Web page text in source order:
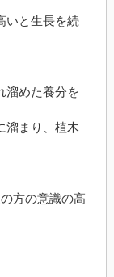
いと生長を続
溜めた養分を
溜まり、植木
方の意識の高